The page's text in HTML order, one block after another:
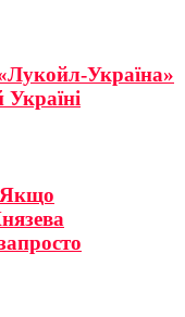
Україна»
Україні
Якщо